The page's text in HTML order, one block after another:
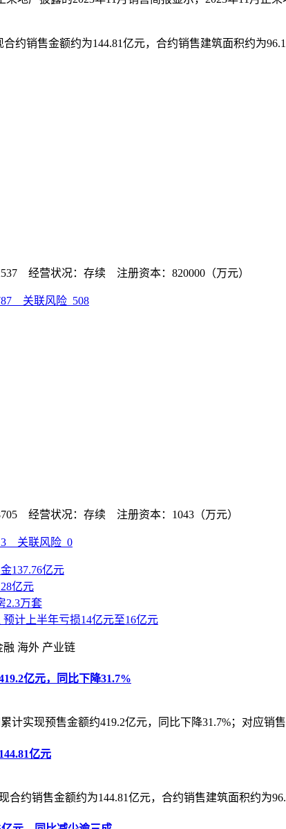
销售金额约为144.81亿元，合约销售建筑面积约为
经营状况：存续 注册资本：820000（万元）
关联风险 508
经营状况：存续 注册资本：1043（万元）
关联风险 0
137.76亿元
亿元
2.3万套
计上半年亏损14亿元至16亿元
融 海外 产业链
亿元，同比下降31.7%
计实现预售金额约419.2亿元，同比下降31.7%；对应销
亿元
合约销售金额约为144.81亿元，合约销售建筑面积约为